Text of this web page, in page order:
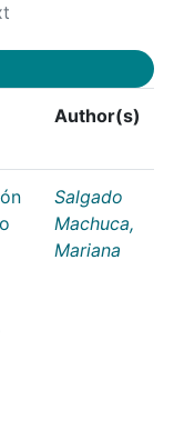
Author(s)
Salgado
Machuca,
Mariana